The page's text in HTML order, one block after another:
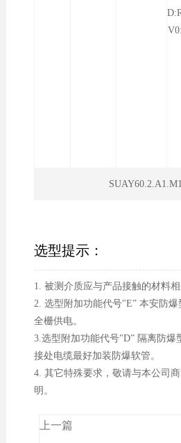
选型提示：
1. 被测介质应与产品接触的材料相
2. 选型附加功能代号"E” 本安防
全栅供电。
3.选型附加功能代号"D” 隔离防爆
接处电缆最好加装防爆软管。
4. 其它特殊要求，敬请与本公司
明。
上一篇